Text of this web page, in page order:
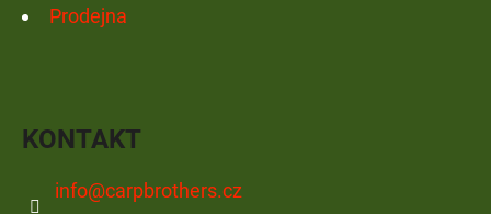
Prodejna
KONTAKT
info@carpbrothers.cz